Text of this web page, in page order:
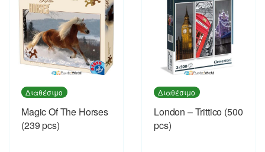
Διαθέσιμο
Magic Of The Horses
(239 pcs)
Διαθέσιμο
London – Trittico (500
pcs)